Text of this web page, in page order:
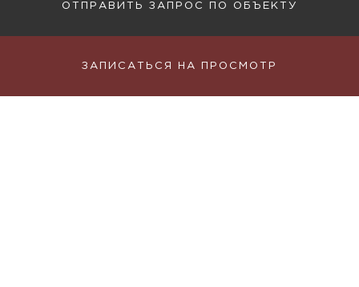
ОТПРАВИТЬ ЗАПРОС ПО ОБЪЕКТУ
ЗАПИСАТЬСЯ НА ПРОСМОТР